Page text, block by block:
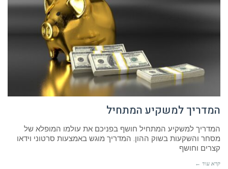
המדריך למשקיע המתחיל
המדריך למשקיע המתחיל חושף בפניכם את עולמו המופלא של
מסחר והשקעות בשוק ההון. המדריך מוגש באמצעות סרטוני וידאו
קצרים וחושף
קרא עוד ←